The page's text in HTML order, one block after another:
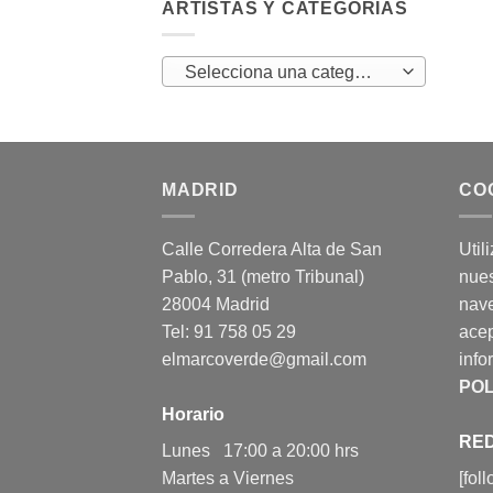
ARTISTAS Y CATEGORÍAS
Selecciona una categoría
MADRID
Calle Corredera Alta de San
Pablo, 31 (metro Tribunal)
28004 Madrid
Tel: 91 758 05 29
elmarcoverde@gmail.com
Horario
Lunes 17:00 a 20:00 hrs
Martes a Viernes